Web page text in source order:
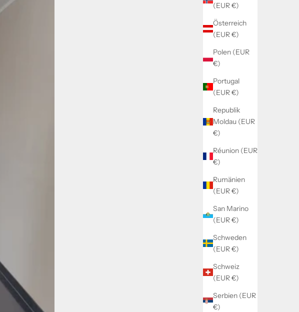
(EUR €)
Österreich
(EUR €)
Polen (EUR
€)
Portugal
(EUR €)
Republik
Moldau (EUR
€)
Réunion (EUR
€)
Rumänien
(EUR €)
San Marino
(EUR €)
Schweden
(EUR €)
Schweiz
(EUR €)
Serbien (EUR
€)